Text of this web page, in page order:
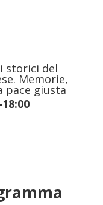
storici del
Memorie,
pace giusta